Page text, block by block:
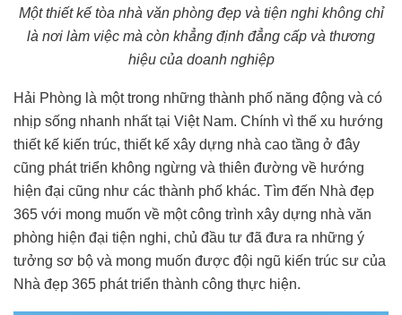
Một thiết kế tòa nhà văn phòng đẹp và tiện nghi không chỉ
là nơi làm việc mà còn khẳng định đẳng cấp và thương
hiệu của doanh nghiệp
Hải Phòng là một trong những thành phố năng động và có
nhịp sống nhanh nhất tại Việt Nam. Chính vì thế xu hướng
thiết kế kiến ​​trúc, thiết kế xây dựng nhà cao tầng ở đây
cũng phát triển không ngừng và thiên đường về hướng
hiện đại cũng như các thành phố khác. Tìm đến Nhà đẹp
365 với mong muốn về một công trình xây dựng nhà văn
phòng hiện đại tiện nghi, chủ đầu tư đã đưa ra những ý
tưởng sơ bộ và mong muốn được đội ngũ kiến ​​trúc sư của
Nhà đẹp 365 phát triển thành công thực hiện.